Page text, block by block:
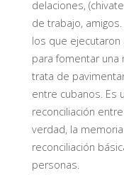
delaciones,
de trabajo, amigos
los que
para fomentar una
trata de
entre cubanos.Es
reconciliación
verdad, la
reconciliación
personas.